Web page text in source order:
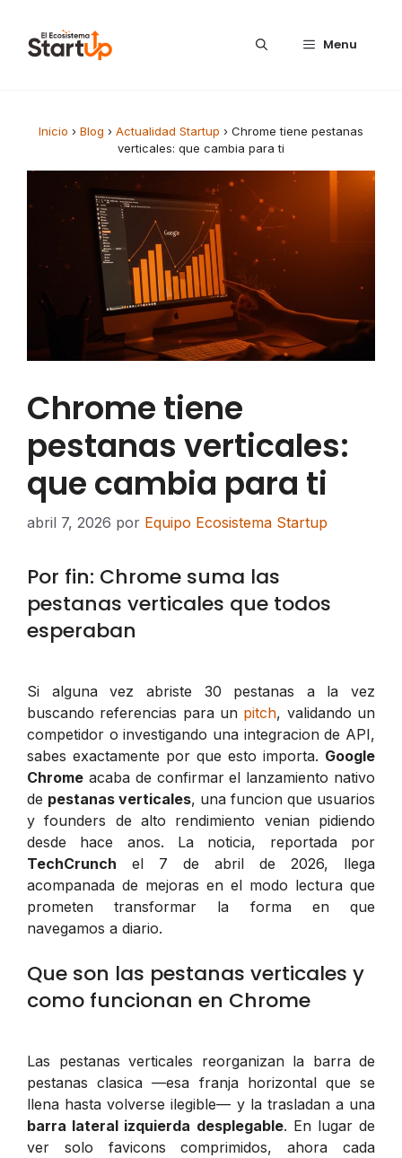
Menu
Inicio › Blog › Actualidad Startup › Chrome tiene pestanas
verticales: que cambia para ti
Chrome tiene
pestanas verticales:
que cambia para ti
abril 7, 2026 por Equipo Ecosistema Startup
Por fin: Chrome suma las
pestanas verticales que todos
esperaban
Si alguna vez abriste 30 pestanas a la vez
buscando referencias para un pitch, validando un
competidor o investigando una integracion de API,
sabes exactamente por que esto importa. Google
Chrome acaba de confirmar el lanzamiento nativo
de pestanas verticales, una funcion que usuarios
y founders de alto rendimiento venian pidiendo
desde hace anos. La noticia, reportada por
TechCrunch el 7 de abril de 2026, llega
acompanada de mejoras en el modo lectura que
prometen transformar la forma en que
navegamos a diario.
Que son las pestanas verticales y
como funcionan en Chrome
Las pestanas verticales reorganizan la barra de
pestanas clasica —esa franja horizontal que se
llena hasta volverse ilegible— y la trasladan a una
barra lateral izquierda desplegable. En lugar de
ver solo favicons comprimidos, ahora cada